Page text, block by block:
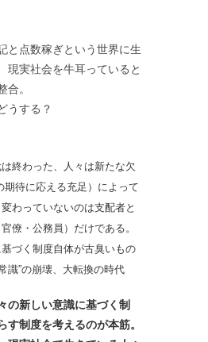
と点数稼ぎという世界に生
現実社会を牛耳っていると
合。
うする？
終わった、人々は新たな欠
期待に応える充足）によって
わっていないのは支配者と
僚・公務員）だけである。
づく制度自体が古臭いもの
識”の崩壊、大転換の時代
の新しい意識に基づく制
す制度を考えるのが本筋。